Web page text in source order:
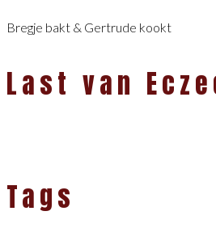
Bregje bakt & Gertrude kookt
Last van
Tags